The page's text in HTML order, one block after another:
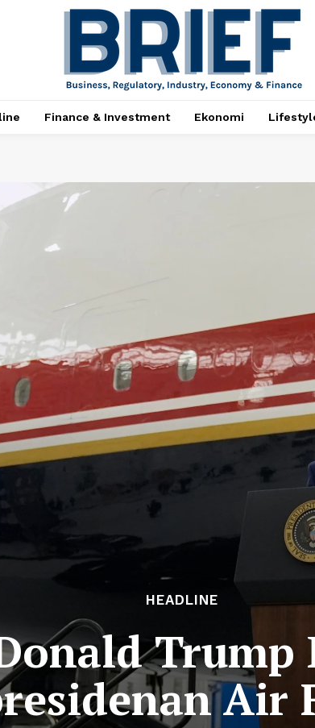
Finance & Investment Ekonomi
HEADLINE
Trump
Air